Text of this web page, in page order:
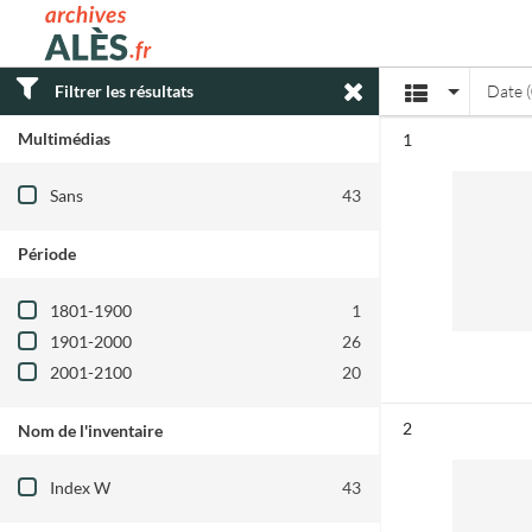
Archives municipales d'Alès
Filtrer les résultats
Multimédias
Filtre les résultats par : Multimédias
Sans 43
Période
Filtre les résultats par : Période
1801-1900
1
1901-2000
26
2001-2100
20
Nom de l'inventaire
Filtre les résultats par : Nom de l'inventaire
Index W 43
AffichageDate
1
2